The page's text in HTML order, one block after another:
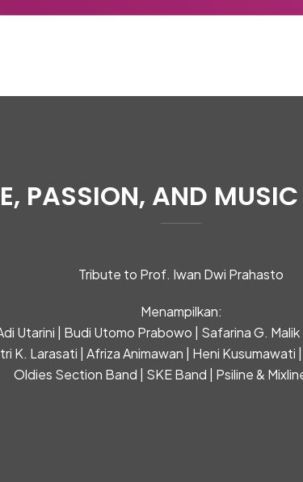
PASSION, AND
Tribute to Prof. Iwan Dwi Prahasto
Menampilkan:
Utarini | Budi Utomo Prabowo | Safarina G. Malik
K. Larasati | Afriza Animawan | Heni Kusumawati
Oldies Section Band | SKE Band | Psiline &